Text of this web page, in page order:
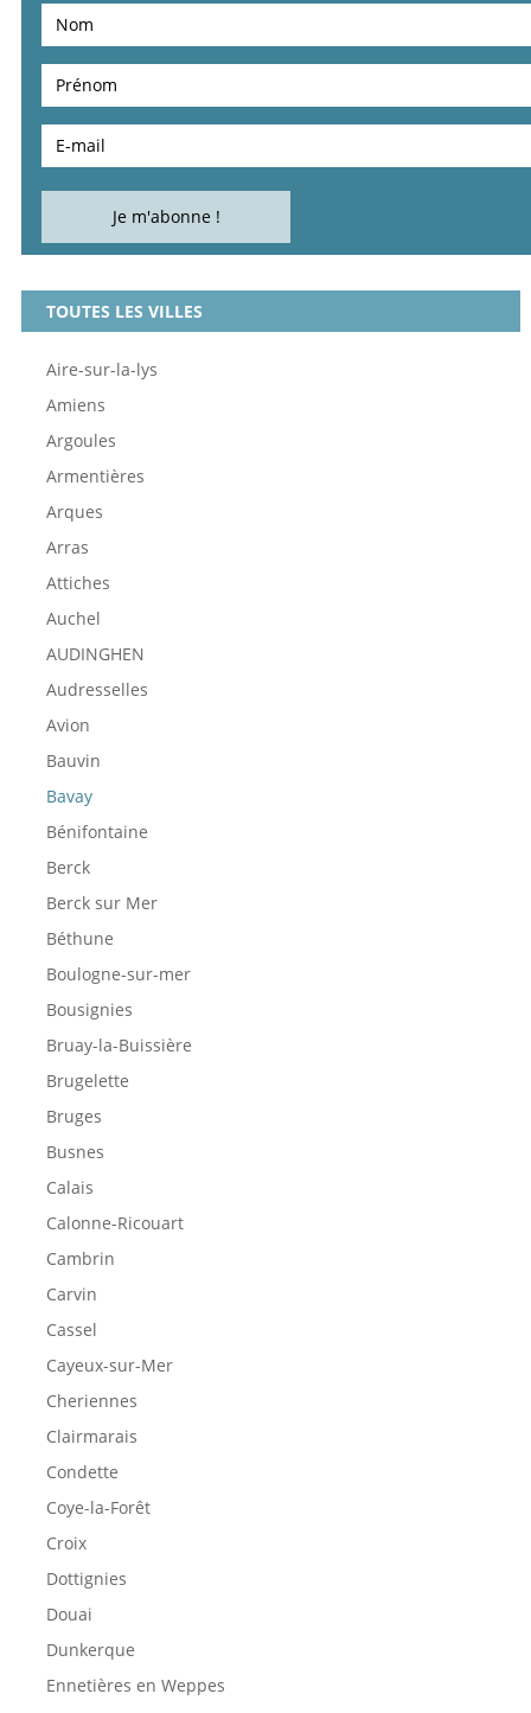
TOUTES LES VILLES
Aire-sur-la-lys
Amiens
Argoules
Armentières
Arques
Arras
Attiches
Auchel
AUDINGHEN
Audresselles
Avion
Bauvin
Bavay
Bénifontaine
Berck
Berck sur Mer
Béthune
Boulogne-sur-mer
Bousignies
Bruay-la-Buissière
Brugelette
Bruges
Busnes
Calais
Calonne-Ricouart
Cambrin
Carvin
Cassel
Cayeux-sur-Mer
Cheriennes
Clairmarais
Condette
Coye-la-Forêt
Croix
Dottignies
Douai
Dunkerque
Ennetières en Weppes